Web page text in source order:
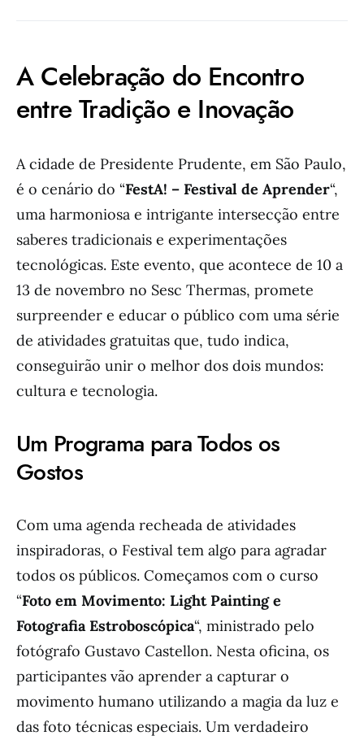
A Celebração do Encontro
entre Tradição e Inovação
A cidade de Presidente Prudente, em São Paulo,
é o cenário do “FestA! – Festival de Aprender“,
uma harmoniosa e intrigante intersecção entre
saberes tradicionais e experimentações
tecnológicas. Este evento, que acontece de 10 a
13 de novembro no Sesc Thermas, promete
surpreender e educar o público com uma série
de atividades gratuitas que, tudo indica,
conseguirão unir o melhor dos dois mundos:
cultura e tecnologia.
Um Programa para Todos os
Gostos
Com uma agenda recheada de atividades
inspiradoras, o Festival tem algo para agradar
todos os públicos. Começamos com o curso
“Foto em Movimento: Light Painting e
Fotografia Estroboscópica“, ministrado pelo
fotógrafo Gustavo Castellon. Nesta oficina, os
participantes vão aprender a capturar o
movimento humano utilizando a magia da luz e
das foto técnicas especiais. Um verdadeiro